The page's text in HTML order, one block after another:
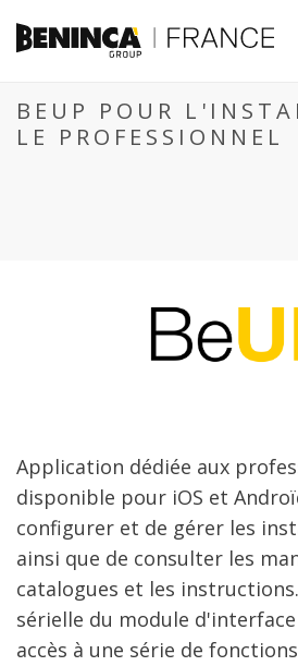
BEUP POUR
LE PROFESSIONNEL
Application dédiée aux
disponible pour iOS et
configurer et de gérer les
ainsi que de consulter les
catalogues et les
sérielle du module
accès à une série de